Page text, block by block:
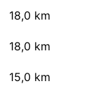
18,0 km
18,0 km
15,0 km